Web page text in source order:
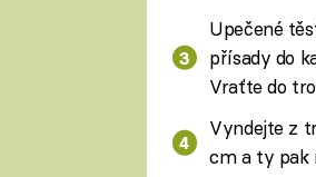
Upečené
přísady do
Vraťte do
Vyndejte z
cm a ty pak